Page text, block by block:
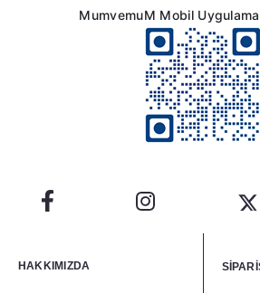
MumvemuM Mobil
HAKKIMIZDA